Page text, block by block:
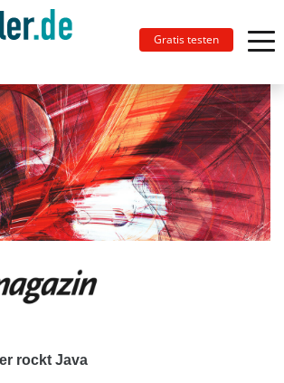
Gratis testen
rockt Java